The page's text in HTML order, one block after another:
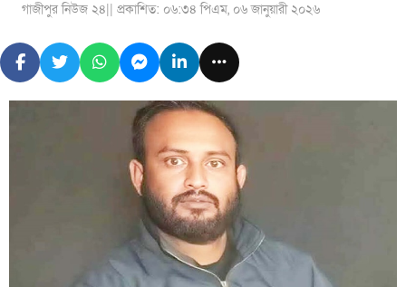
গাজীপুর নিউজ ২৪ || প্রকাশিত: ০৬:৩৪ পিএম, ০৬ জানুয়ারী ২০২৬